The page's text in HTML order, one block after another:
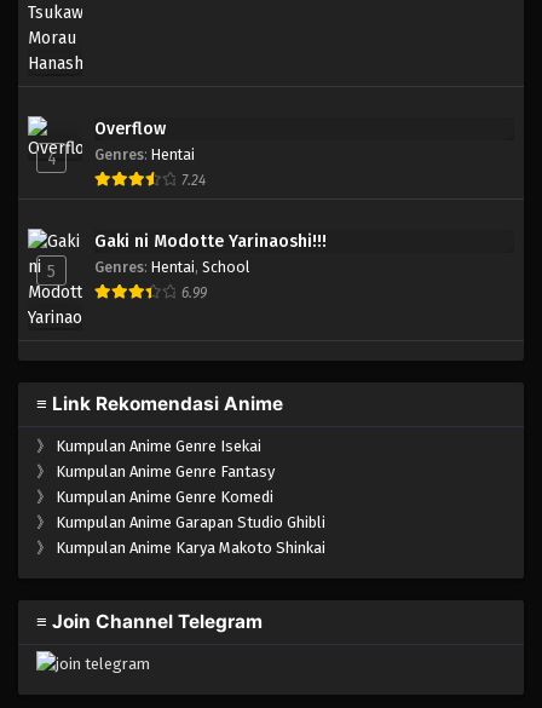
4
Overflow
Genres: Hentai
7.24
5
Gaki ni Modotte Yarinaoshi!!!
Genres: Hentai, School
6.99
≡ Link Rekomendasi Anime
》 Kumpulan Anime Genre Isekai
》 Kumpulan Anime Genre Fantasy
》 Kumpulan Anime Genre Komedi
》 Kumpulan Anime Garapan Studio Ghibli
》 Kumpulan Anime Karya Makoto Shinkai
≡ Join Channel Telegram